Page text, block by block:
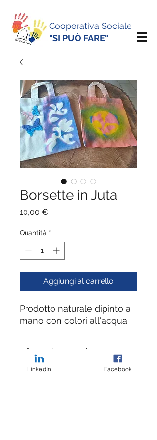
Cooperativa Sociale
"SI PUÒ FARE"
Borsette in Juta
10,00 €
Quantità *
Aggiungi al carrello
Prodotto naturale dipinto a
mano con colori all'acqua
Informazione Prodotto:
LinkedIn Facebook